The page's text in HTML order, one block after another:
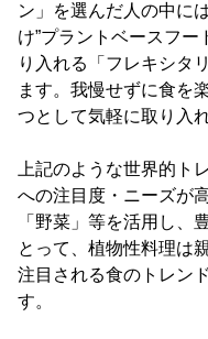
ン」を選んだ人の中に
け”プラントベースフ
り入れる「フレキシタ
ます。我慢せずに食を
つとして気軽に取り入
上記のような世界的ト
への注目度・ニーズが
「野菜」等を活用し、
とって、植物性料理は
注目される食のトレン
す。